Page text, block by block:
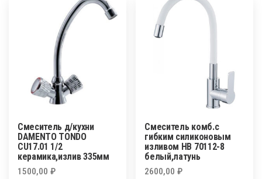
Смеситель д/кухни
DAMENTO TONDO
CU17.01 1/2
керамика,излив 335мм
1500,00 ₽
Смеситель комб.с
гибким силиконовым
изливом HВ 70112-8
белый,латунь
2600,00₽